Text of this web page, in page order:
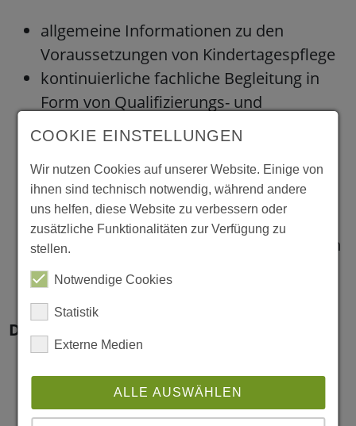
allgemeine Informationen zu den
Voraussetzungen von Kindertagespflege
kontinuierliche fachliche Begleitung in
Form von Qualifizierungs- und
Fortbildungsangeboten
Unterstützung bei der Organisation von
Ersatzbetreuung
Vernetzung zur fachlichen Reflexion und
zum regelmäßigen kollegialen Austausch
Hilfe bei rechtlichen und finanziellen
Fragen
Downloads:
COOKIE EINSTELLUNGEN
Wir nutzen Cookies auf unserer Website. Einige von
ihnen sind technisch notwendig, während andere
uns helfen, diese Website zu verbessern oder
zusätzliche Funktionalitäten zur Verfügung zu
stellen.
Notwendige Cookies
Statistik
Externe Medien
ALLE AUSWÄHLEN